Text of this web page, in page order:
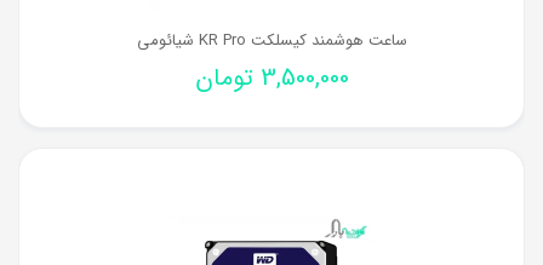
ساعت هوشمند کیسلکت KR Pro شیائومی
3,500,000 تومان